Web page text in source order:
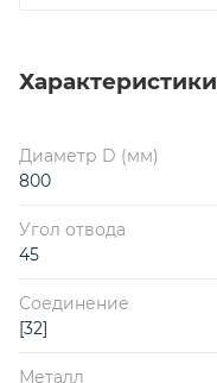
Характеристики
Диаметр D (мм)
800
Угол отвода
45
Соединение
[32]
Металл